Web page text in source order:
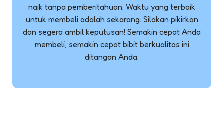
naik tanpa pemberitahuan. Waktu yang terbaik
untuk membeli adalah sekarang. Silakan pikirkan
dan segera ambil keputusan! Semakin cepat Anda
membeli, semakin cepat bibit berkualitas ini
ditangan Anda.